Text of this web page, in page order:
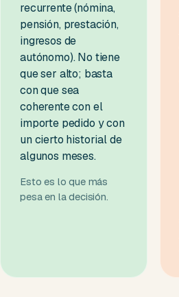
recurrente (nómina,
pensión, prestación,
ingresos de
autónomo). No tiene
que ser alto; basta
con que sea
coherente con el
importe pedido y con
un cierto historial de
algunos meses.
Esto es lo que más
pesa en la decisión.